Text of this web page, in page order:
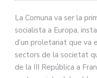
La Comuna va ser la
socialista a Europa,
d’un proletariat que va
sectors de la societat
de la III República a